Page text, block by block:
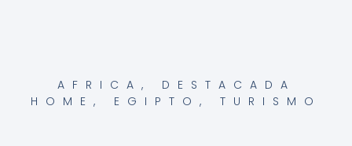
AFRICA , DESTACADA
HOME , EGIPTO , TURISMO